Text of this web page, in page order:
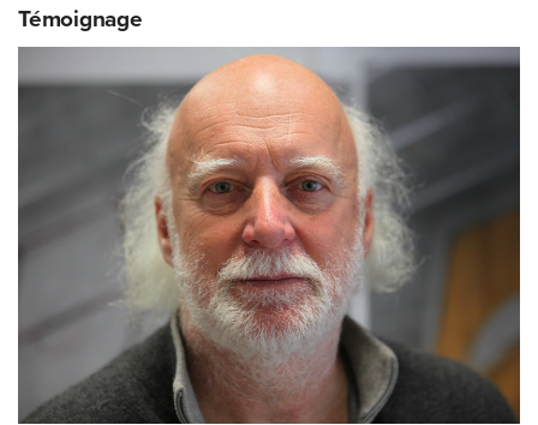
Témoignage